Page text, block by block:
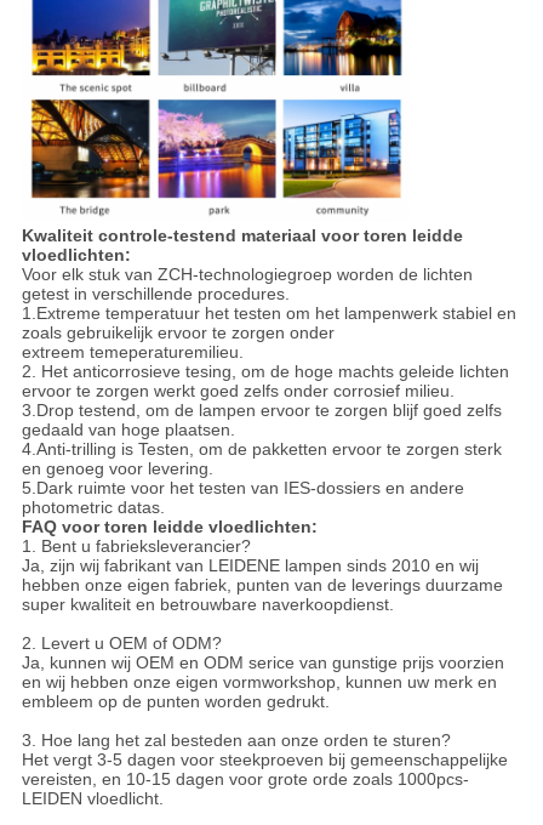
Kwaliteit controle-testend materiaal voor toren leidde
vloedlichten:
Voor elk stuk van ZCH-technologiegroep worden de lichten
getest in verschillende procedures.
1.Extreme temperatuur het testen om het lampenwerk stabiel en
zoals gebruikelijk ervoor te zorgen onder
extreem temeperaturemilieu.
2. Het anticorrosieve tesing, om de hoge machts geleide lichten
ervoor te zorgen werkt goed zelfs onder corrosief milieu.
3.Drop testend, om de lampen ervoor te zorgen blijf goed zelfs
gedaald van hoge plaatsen.
4.Anti-trilling is Testen, om de pakketten ervoor te zorgen sterk
en genoeg voor levering.
5.Dark ruimte voor het testen van IES-dossiers en andere
photometric datas.
FAQ voor toren leidde vloedlichten:
1. Bent u fabrieksleverancier?
Ja, zijn wij fabrikant van LEIDENE lampen sinds 2010 en wij
hebben onze eigen fabriek, punten van de leverings duurzame
super kwaliteit en betrouwbare naverkoopdienst.
2. Levert u OEM of ODM?
Ja, kunnen wij OEM en ODM serice van gunstige prijs voorzien
en wij hebben onze eigen vormworkshop, kunnen uw merk en
embleem op de punten worden gedrukt.
3. Hoe lang het zal besteden aan onze orden te sturen?
Het vergt 3-5 dagen voor steekproeven bij gemeenschappelijke
vereisten, en 10-15 dagen voor grote orde zoals 1000pcs-
LEIDEN vloedlicht.